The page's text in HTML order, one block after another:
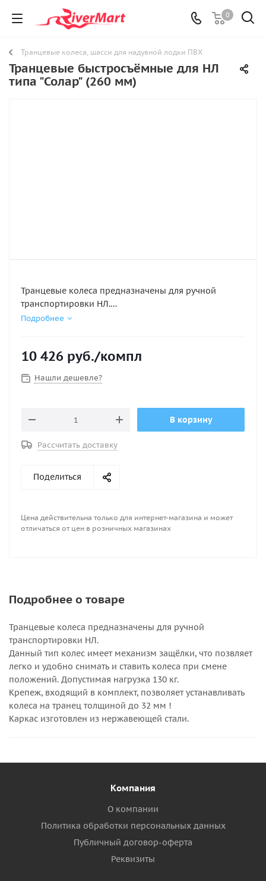
0
Транцевые колеса, шасси для надувной лодки ПВХ
Транцевые быстросъёмные для НЛ
типа "Солар" (260 мм)
Транцевые колеса предназначены для ручной
транспортировки НЛ.
Данный тип колес имеет механизм защёлки, что
Крепеж, входящий в комплект, позволяет
Каркас изготовлен из нержавеющей стали.
Подробнее
10 426 руб./компл
Нашли дешевле?
В корзину
Рассчитать доставку
Поделиться
Цена действительна только для интернет-магазина и может
отличаться от цен в розничных магазинах
Подробнее о товаре
Транцевые колеса предназначены для ручной
транспортировки НЛ.
Данный тип колес имеет механизм защёлки, что позвляет
легко и удобно снимать и ставить колеса при смене
положений. Допустимая нагрузка 130 кг.
Крепеж, входящий в комплект, позволяет устанавливать
колеса на транец толщиной до 32 мм !
Каркас изготовлен из нержавеющей стали.
Компания
О компании
Политика обработки персональных данных
Публичный договор-оферта
Реквизиты